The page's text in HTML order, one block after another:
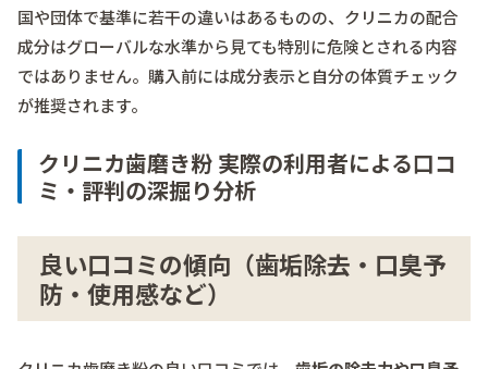
国や団体で基準に若干の違いはあるものの、クリニカの配合
成分はグローバルな水準から見ても特別に危険とされる内容
ではありません。購入前には成分表示と自分の体質チェック
が推奨されます。
クリニカ歯磨き粉 実際の利用者による口コ
ミ・評判の深掘り分析
良い口コミの傾向（歯垢除去・口臭予
防・使用感など）